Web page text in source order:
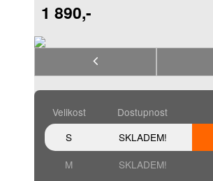
1 890,-
Velikost
Dostupnost
S
SKLADEM!
M
SKLADEM!